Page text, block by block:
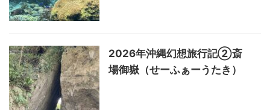
2026年沖縄幻想旅行記②斎
場御嶽（せーふぁーうたき）